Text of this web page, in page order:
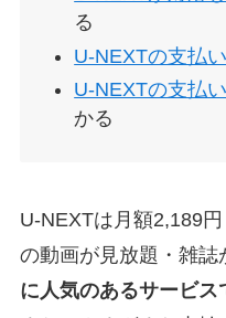
る
U-NEXTの支払
U-NEXTの支払
かる
U-NEXTは月額2,189
の動画が見放題・雑誌
に人気のあるサービス